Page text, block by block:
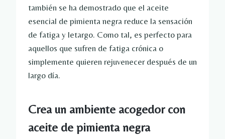
también se ha demostrado que el aceite
esencial de pimienta negra reduce la sensación
de fatiga y letargo. Como tal, es perfecto para
aquellos que sufren de fatiga crónica o
simplemente quieren rejuvenecer después de un
largo día.
Crea un ambiente acogedor con
aceite de pimienta negra